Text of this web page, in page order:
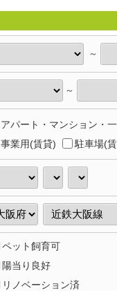
～
～
アパート・マンション・
事業用(賃貸)
駐車場(
ペット飼育可
陽当り良好
リノベーション済